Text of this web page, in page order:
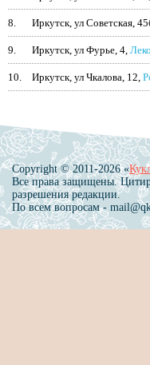
8. Иркутск, ул Советская,
9. Иркутск, ул Фурье, 4,
10. Иркутск, ул Чкалова, 12,
Copyright © 2011-2026 «
Все права защищены.
разрешения редакции.
По всем вопросам -